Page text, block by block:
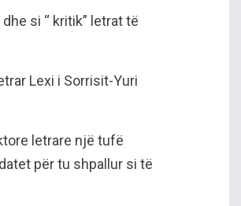
si “ kritik” letrat të
Lexi i Sorrisit-Yuri
letrare një tufë
për tu shpallur si të